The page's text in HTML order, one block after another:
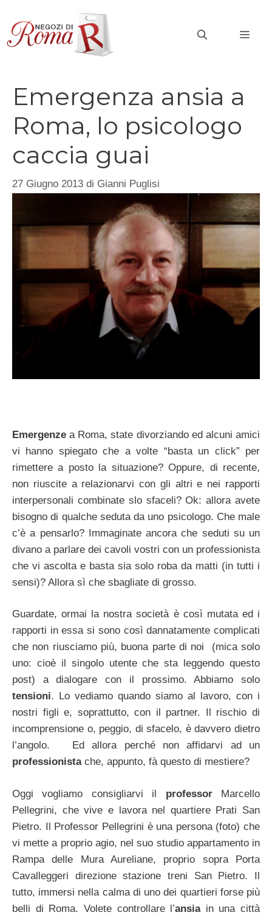
contenuto
Emergenza ansia a
Roma, lo psicologo
caccia guai
27 Giugno 2013 di Gianni Puglisi
Emergenze a Roma, state divorziando ed alcuni amici
vi hanno spiegato che a volte “basta un click” per
rimettere a posto la situazione? Oppure, di recente,
non riuscite a relazionarvi con gli altri e nei rapporti
interpersonali combinate slo sfaceli? Ok: allora avete
bisogno di qualche seduta da uno psicologo. Che male
c’è a pensarlo? Immaginate ancora che seduti su un
divano a parlare dei cavoli vostri con un professionista
che vi ascolta e basta sia solo roba da matti (in tutti i
sensi)? Allora sì che sbagliate di grosso.
Guardate, ormai la nostra società è così mutata ed i
rapporti in essa si sono così dannatamente complicati
che non riusciamo più, buona parte di noi (mica solo
uno: cioè il singolo utente che sta leggendo questo
post) a dialogare con il prossimo. Abbiamo solo
tensioni. Lo vediamo quando siamo al lavoro, con i
nostri figli e, soprattutto, con il partner. Il rischio di
incomprensione o, peggio, di sfacelo, è davvero dietro
l’angolo. Ed allora perché non affidarvi ad un
professionistache, appunto, fà questo di mestiere?
Oggi vogliamo consigliarvi il professorMarcello
Pellegrini, che vive e lavora nel quartiere Prati San
Pietro. Il Professor Pellegrini è una persona (foto) che
vi mette a proprio agio, nel suo studio appartamento in
Rampa delle Mura Aureliane, proprio sopra Porta
Cavalleggeri direzione stazione treni San Pietro. Il
tutto, immersi nella calma di uno dei quartieri forse più
belli di Roma. Volete controllare l’ansiain una città